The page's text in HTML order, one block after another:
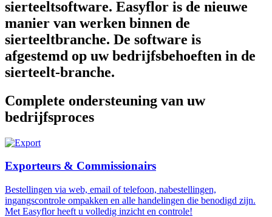
sierteeltsoftware. Easyflor is de nieuwe
manier van werken binnen de
sierteeltbranche. De software is
afgestemd op uw bedrijfsbehoeften in de
sierteelt-branche.
Complete ondersteuning van uw
bedrijfsproces
Exporteurs & Commissionairs
Bestellingen via web, email of telefoon, nabestellingen,
ingangscontrole ompakken en alle handelingen die benodigd zijn.
Met Easyflor heeft u volledig inzicht en controle!